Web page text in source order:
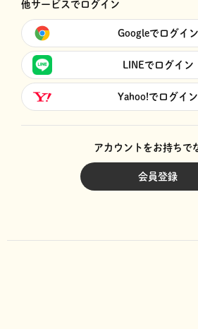
他サービスでログイン
Googleでログイン
LINEでログイン
Yahoo!でログイン
アカウントをお持ちで
会員登録